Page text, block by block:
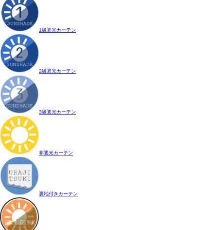
1級遮光カーテン
2級遮光カーテン
3級遮光カーテン
非遮光カーテン
裏地付きカーテン